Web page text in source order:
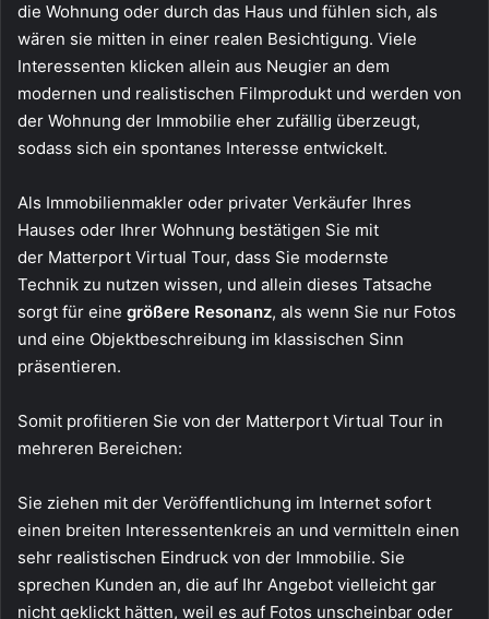
die Wohnung oder durch das Haus und fühlen sich, als
wären sie mitten in einer realen Besichtigung. Viele
Interessenten klicken allein aus Neugier an dem
modernen und realistischen Filmprodukt und werden von
der Wohnung der Immobilie eher zufällig überzeugt,
sodass sich ein spontanes Interesse entwickelt.
Als Immobilienmakler oder privater Verkäufer Ihres
Hauses oder Ihrer Wohnung bestätigen Sie mit
der Matterport Virtual Tour, dass Sie modernste
Technik zu nutzen wissen, und allein dieses Tatsache
sorgt für eine größere Resonanz, als wenn Sie nur Fotos
und eine Objektbeschreibung im klassischen Sinn
präsentieren.
Somit profitieren Sie von der Matterport Virtual Tour in
mehreren Bereichen:
Sie ziehen mit der Veröffentlichung im Internet sofort
einen breiten Interessentenkreis an und vermitteln einen
sehr realistischen Eindruck von der Immobilie. Sie
sprechen Kunden an, die auf Ihr Angebot vielleicht gar
nicht geklickt hätten, weil es auf Fotos unscheinbar oder